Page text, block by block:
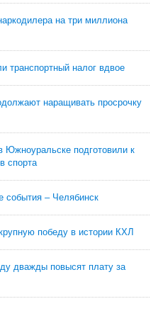
на три миллиона
транспортный налог вдвое
наращивать просрочку
Южноуральске подготовили к
спорта
– Челябинск
победу в истории КХЛ
дважды повысят плату за